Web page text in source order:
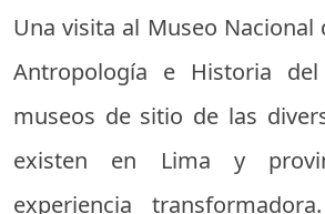
Una visita al Museo Nacional
Antropología e Historia
museos de sitio de las
existen en Lima y
experiencia